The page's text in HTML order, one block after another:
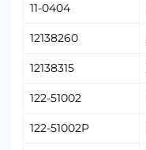
11-0404
12138260
12138315
122-51002
122-51002P